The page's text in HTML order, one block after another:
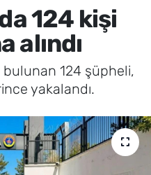
124 kişi
alındı
bulunan 124 şüpheli,
yakalandı.